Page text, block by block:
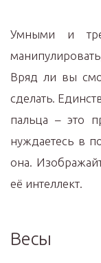
Умными и
Вряд ли вы
сделать.
пальца – это
нуждаетесь в
она.
её интеллект.
Весы